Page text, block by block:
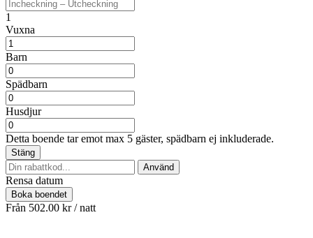
1
Vuxna
Barn
Spädbarn
Husdjur
Detta boende tar emot max 5 gäster, spädbarn ej inkluderade.
Stäng
Rensa datum
Boka boendet
Från 502.00 kr / natt